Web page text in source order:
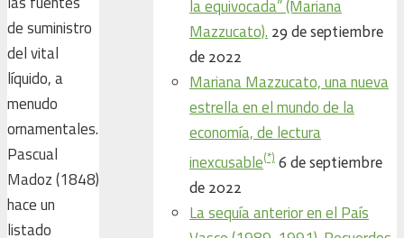
de suministro
del vital
líquido, a
menudo
ornamentales.
Pascual
Madoz (1848)
hace un
listado
la equivocada” (Mariana
Mazzucato). 29 de septiembre
de 2022
Mariana Mazzucato, una nueva
estrella en el mundo de la
economía, de lectura
inexcusable(*) 6 de septiembre
de 2022
La sequía anterior en el País